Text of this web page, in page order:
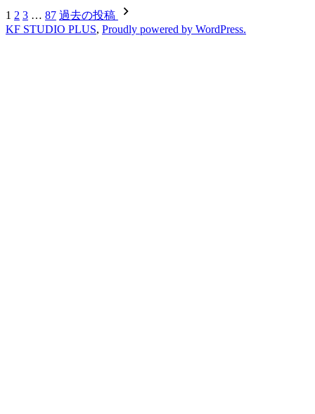
1 2 3 … 87 過去の投稿
KF STUDIO PLUS, Proudly powered by WordPress.